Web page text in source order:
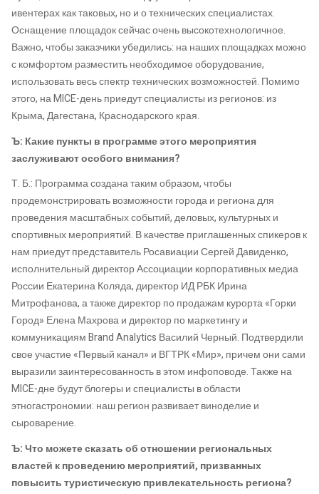
ивентерах как таковых, но и о технических специалистах.
Оснащение площадок сейчас очень высокотехнологичное.
Важно, чтобы заказчики убедились: на наших площадках можно
с комфортом разместить необходимое оборудование,
использовать весь спектр технических возможностей. Помимо
этого, на MICE-день приедут специалисты из регионов: из
Крыма, Дагестана, Краснодарского края.
Ъ: Какие пункты в программе этого мероприятия
заслуживают особого внимания?
Т. Б.: Программа создана таким образом, чтобы
продемонстрировать возможности города и региона для
проведения масштабных событий, деловых, культурных и
спортивных мероприятий. В качестве приглашенных спикеров к
нам приедут представитель Росавиации Сергей Давиденко,
исполнительный директор Ассоциации корпоративных медиа
России Екатерина Коляда, директор ИД РБК Ирина
Митрофанова, а также директор по продажам курорта «Горки
Город» Елена Махрова и директор по маркетингу и
коммуникациям Brand Analytics Василий Черный. Подтвердили
свое участие «Первый канал» и ВГТРК «Мир», причем они сами
выразили заинтересованность в этом инфоповоде. Также на
MICE-дне будут блогеры и специалисты в области
этногастрономии: наш регион развивает виноделие и
сыроварение.
Ъ: Что можете сказать об отношении региональных
властей к проведению мероприятий, призванных
повысить туристическую привлекательность региона?